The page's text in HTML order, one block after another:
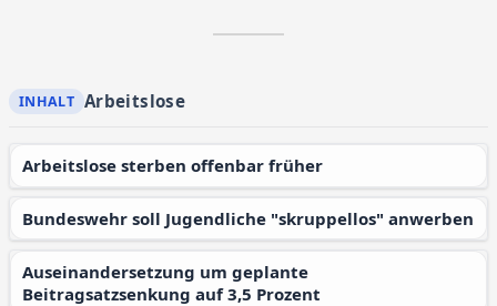
Arbeitslose
Arbeitslose sterben offenbar früher
Bundeswehr soll Jugendliche "skruppellos" anwerben
Auseinandersetzung um geplante
Beitragsatzsenkung auf 3,5 Prozent